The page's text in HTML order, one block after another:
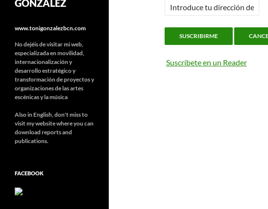
Suscríbete en un Reader
GONZÁLEZ
www.tonigonzalezbcn.com
No dejéis de visitar mi web,
especializada en movilidad,
internacionalización y
desarrollo estratégico y
transformación de proyectos y
organizaciones de las artes
escénicas y la música
Also in English, don't miss to
visit my website where you can
download reports and
publications.
FACEBOOK